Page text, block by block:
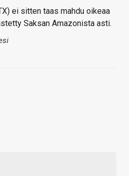
ei sitten taas mahdu oikeaa
Saksan Amazonista asti.